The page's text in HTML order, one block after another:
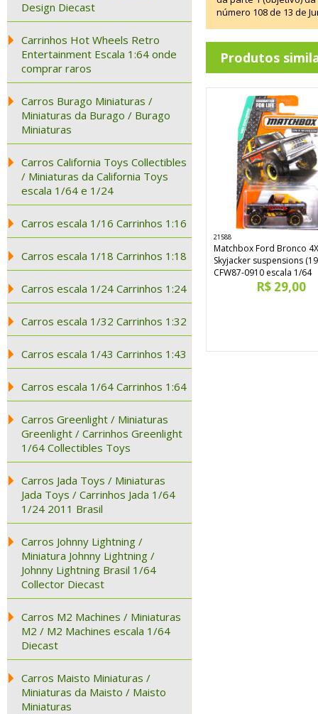
Design Diecast
Carrinhos Hot Wheels Retro
Entertainment Escala 1:64 onde
comprar raros
Carros Burago Miniaturas /
Miniaturas da Burago / Burago
Miniaturas
Carros California Toys Collectibles
/ Miniaturas da California Toys
escala 1/64 e 1/24
Carros escala 1/16 Carrinhos 1:16
Carros escala 1/18 Carrinhos 1:18
Carros escala 1/24 Carrinhos 1:24
Carros escala 1/32 Carrinhos 1:32
Carros escala 1/43 Carrinhos 1:43
Carros escala 1/64 Carrinhos 1:64
Carros Greenlight / Miniaturas
Greenlight / Carrinhos Greenlight
1/64 Collectibles Toys
Carros Jada Toys / Miniaturas
Jada Toys / Carrinhos Jada 1/64
1/24 2011 Brasil
Carros Johnny Lightning /
Miniatura Johnny Lightning /
Johnny Lightning Brasil 1/64
Collector Diecast
Carros M2 Machines / Miniaturas
M2 / M2 Machines escala 1/64
Diecast
Carros Maisto Miniaturas /
Miniaturas da Maisto / Maisto
Miniaturas
número 108 de 13 de
Produtos
21588
Matchbox Ford Bronco
Skyjacker suspensions
CFW87-0910 escala 1/64
R$ 29,00